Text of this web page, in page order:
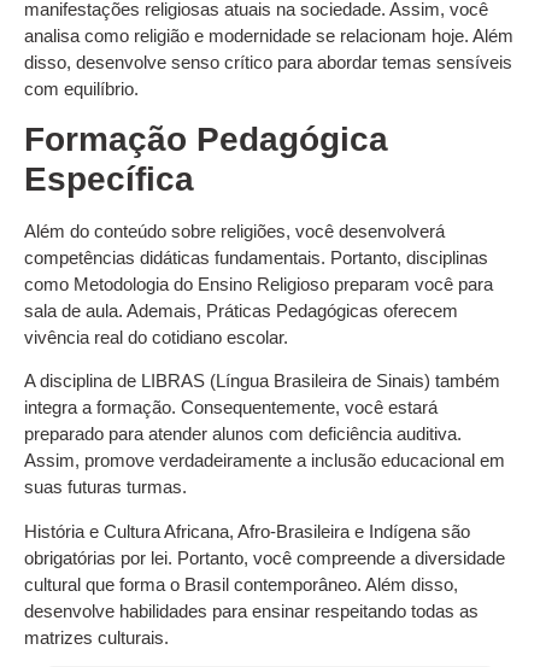
manifestações religiosas atuais na sociedade. Assim, você
analisa como religião e modernidade se relacionam hoje. Além
disso, desenvolve senso crítico para abordar temas sensíveis
com equilíbrio.
Formação Pedagógica
Específica
Além do conteúdo sobre religiões, você desenvolverá
competências didáticas fundamentais. Portanto, disciplinas
como Metodologia do Ensino Religioso preparam você para
sala de aula. Ademais, Práticas Pedagógicas oferecem
vivência real do cotidiano escolar.
A disciplina de LIBRAS (Língua Brasileira de Sinais) também
integra a formação. Consequentemente, você estará
preparado para atender alunos com deficiência auditiva.
Assim, promove verdadeiramente a inclusão educacional em
suas futuras turmas.
História e Cultura Africana, Afro-Brasileira e Indígena são
obrigatórias por lei. Portanto, você compreende a diversidade
cultural que forma o Brasil contemporâneo. Além disso,
desenvolve habilidades para ensinar respeitando todas as
matrizes culturais.